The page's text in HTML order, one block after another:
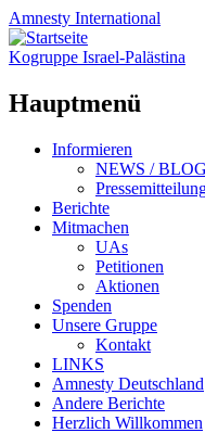
Amnesty International
Kogruppe Israel-Palästina
Hauptmenü
Zum
Informieren
NEWS / BLOG
Berichte
Mitmachen
UAs
Petitionen
Aktionen
Spenden
Unsere Gruppe
Kontakt
LINKS
Amnesty Deutschland
Andere Berichte
Herzlich Willkommen